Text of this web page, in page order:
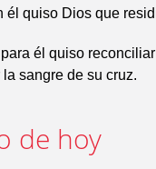
él quiso Dios que
él quiso
la sangre de su cruz.
de hoy